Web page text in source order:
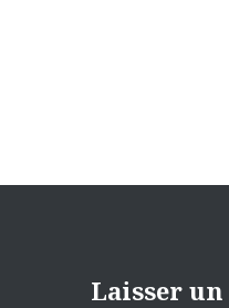
Laisser